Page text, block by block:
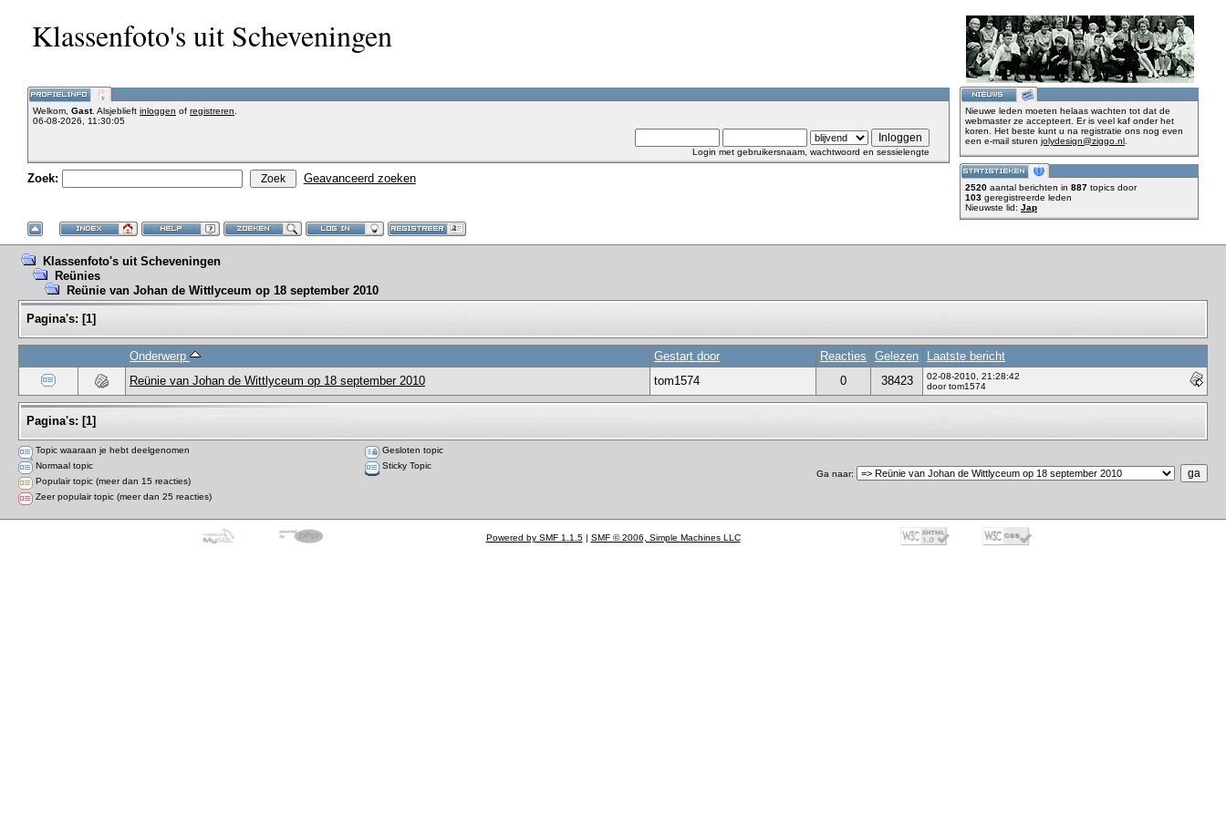
Klassenfoto's uit Scheveningen
Welkom, Gast. Alsjeblieft inloggen of registreren
06-08-2026, 11:30:05
Login met gebruikersnaam, wachtwoord en sessielengte
Zoek: Geavanceerd zoeken
Nieuwe leden moeten helaas wachten tot dat de
webmaster ze accepteert. Er is veel kaf onder het
koren. Het beste kunt u na registratie ons nog even
een e-mail sturen jolydesign@ziggo.nl
2520 aantal berichten in 887 topics door
103 geregistreerde leden
Nieuwste lid: Jap
Klassenfoto's uit Scheveningen
Reünies
Reünie van Johan de Wittlyceum op 18 september 2010
Pagina's: [1]
Onderwerp Gestart door Reacties Gelezen
Laatste bericht
Reünie van Johan de Wittlyceum op 18 september 2010
tom1574 0 38423
02-08-2010, 21:28:42
door tom1574
Pagina's: [1]
Topic waaraan je hebt deelgenomen
Normaal topic
Populair topic (meer dan 15 reacties)
Zeer populair topic (meer dan 25 reacties)
Gesloten topic
Sticky Topic
Ga naar:
Powered by SMF 1.1.5| SMF © 2006, Simple Machines LLC